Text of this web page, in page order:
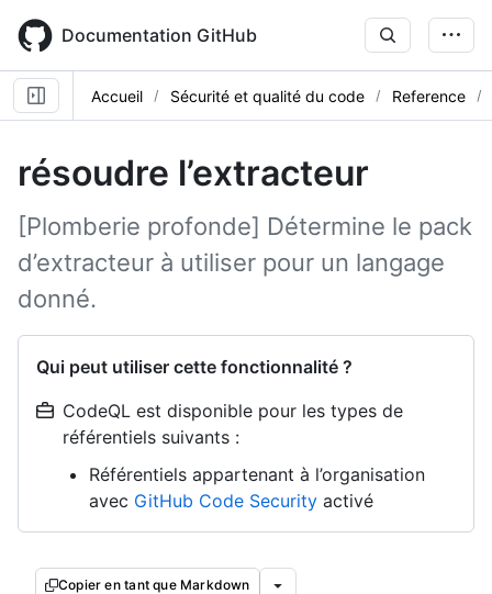
main
content
Documentation GitHub
Accueil Sécurité et qualité du code Reference
résoudre l’extracteur
[Plomberie profonde] Détermine le pack
d’extracteur à utiliser pour un langage
donné.
Qui peut utiliser cette fonctionnalité ?
CodeQL est disponible pour les types de
référentiels suivants :
Référentiels appartenant à l’organisation
avec GitHub Code Security activé
Copier en tant que Markdown